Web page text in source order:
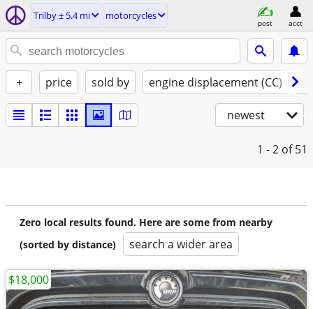
Trilby ± 5.4 mi motorcycles
post acct
+ price sold by engine displacement (CC)
newest
1 - 2 of 51
Zero local results found. Here are some from nearby
(sorted by distance)
search a wider area
$18,000